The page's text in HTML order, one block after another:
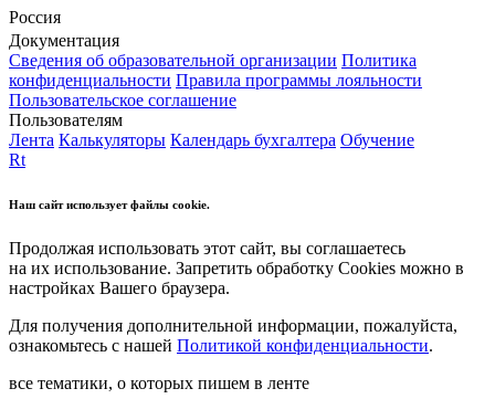
Россия
Документация
Сведения об образовательной организации Политика
конфиденциальности Правила программы лояльности
Пользовательское соглашение
Пользователям
Лента Калькуляторы Календарь бухгалтера Обучение
Rt
Наш сайт использует файлы cookie.
Продолжая использовать этот сайт, вы соглашаетесь
на их использование. Запретить обработку Cookies можно в
настройках Вашего браузера.
Для получения дополнительной информации, пожалуйста,
ознакомьтесь с нашей Политикой конфиденциальности.
все тематики, о которых пишем в ленте